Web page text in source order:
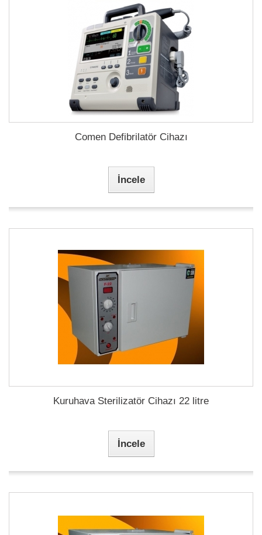
Comen Defibrilatör Cihazı
İncele
Kuruhava Sterilizatör Cihazı 22 litre
İncele